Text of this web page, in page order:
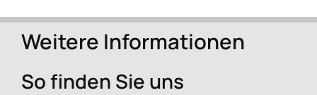
Weitere Informationen
So finden Sie uns